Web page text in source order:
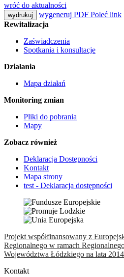
wróć do aktualności
wydrukuj wygeneruj PDF Poleć link
Rewitalizacja
Zaświadczenia
Spotkania i konsultacje
Działania
Mapa działań
Monitoring zmian
Pliki do pobrania
Mapy
Zobacz również
Deklaracja Dostępności
Kontakt
Mapa strony
test - Deklaracja dostępności
Projekt współfinansowany z
Regionalnego w ramach
Województwa Łódzkiego na lata
Kontakt